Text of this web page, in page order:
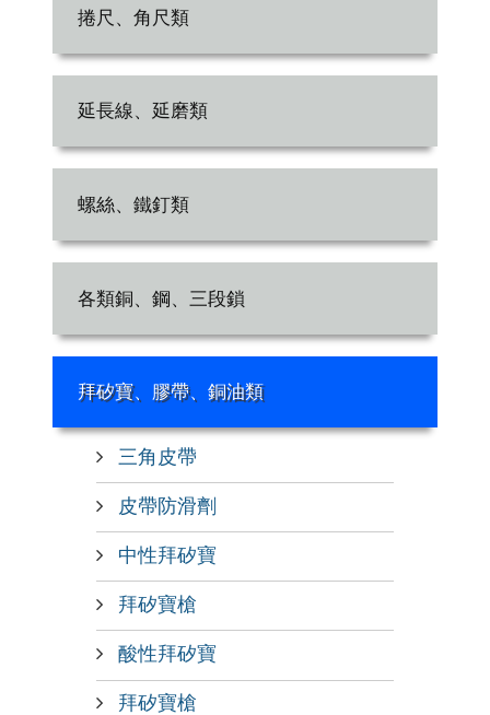
捲尺、角尺類
延長線、延磨類
螺絲、鐵釘類
各類銅、鋼、三段鎖
拜矽寶、膠帶、銅油類
三角皮帶
皮帶防滑劑
中性拜矽寶
拜矽寶槍
酸性拜矽寶
拜矽寶槍